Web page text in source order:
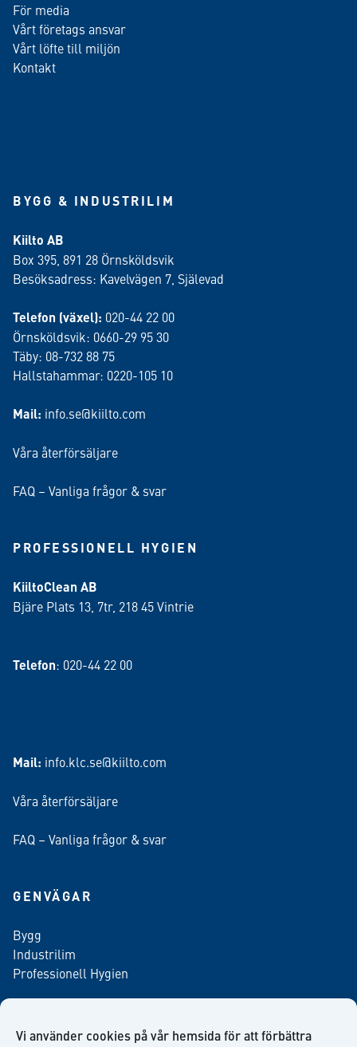
Vi använder cookies på vår hemsida för att förbättra
För media
Vårt företags ansvar
Vårt löfte till miljön
Kontakt
BYGG & INDUSTRILIM
Kiilto AB
Box 395, 891 28 Örnsköldsvik
Besöksadress: Kavelvägen 7, Själevad
Telefon (växel): 020-44 22 00
Örnsköldsvik: 0660-29 95 30
Täby: 08-732 88 75
Hallstahammar: 0220-105 10
Mail: info.se@kiilto.com
Våra återförsäljare
FAQ – Vanliga frågor & svar
PROFESSIONELL HYGIEN
KiiltoClean AB
Bjäre Plats 13, 7tr, 218 45 Vintrie
Telefon: 020-44 22 00
Mail: info.klc.se@kiilto.com
Våra återförsäljare
FAQ – Vanliga frågor & svar
GENVÄGAR
Bygg
Industrilim
Professionell Hygien